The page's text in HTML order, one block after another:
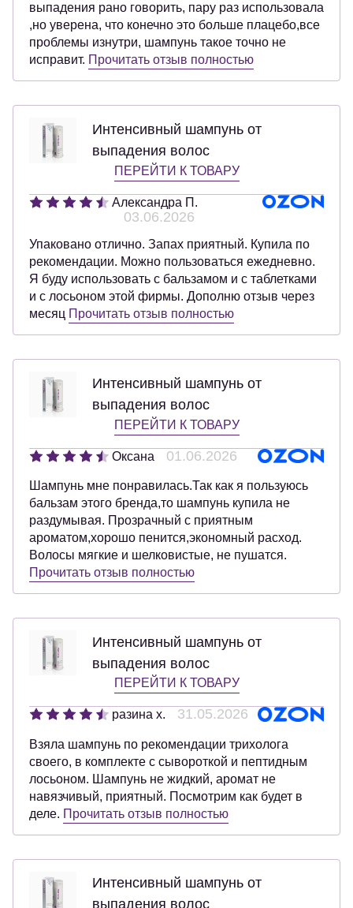
выпадения рано говорить, пару раз использовала
,но уверена, что конечно это больше плацебо,все
проблемы изнутри, шампунь такое точно не
исправит. Прочитать отзыв полностью
Интенсивный шампунь от
выпадения волос
ПЕРЕЙТИ К ТОВАРУ
Александра П.
03.06.2026
Упаковано отлично. Запах приятный. Купила по
рекомендации. Можно пользоваться ежедневно.
Я буду использовать с бальзамом и с таблетками
и с лосьоном этой фирмы. Дополню отзыв через
месяц Прочитать отзыв полностью
Интенсивный шампунь от
выпадения волос
ПЕРЕЙТИ К ТОВАРУ
Оксана 01.06.2026
Шампунь мне понравилась.Так как я пользуюсь
бальзам этого бренда,то шампунь купила не
раздумывая. Прозрачный с приятным
ароматом,хорошо пенится,экономный расход.
Волосы мягкие и шелковистые, не пушатся.
Прочитать отзыв полностью
Интенсивный шампунь от
выпадения волос
ПЕРЕЙТИ К ТОВАРУ
разина х. 31.05.2026
Взяла шампунь по рекомендации трихолога
своего, в комплекте с сывороткой и пептидным
лосьоном. Шампунь не жидкий, аромат не
навязчивый, приятный. Посмотрим как будет в
деле. Прочитать отзыв полностью
Интенсивный шампунь от
выпадения волос